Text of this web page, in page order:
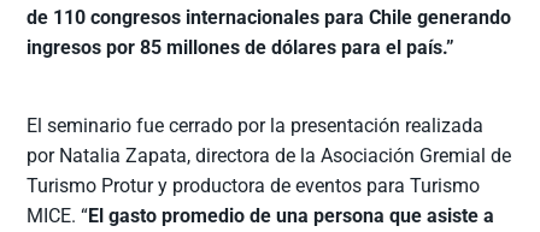
de 110 congresos internacionales para Chile generando
ingresos por 85 millones de dólares para el país.”
El seminario fue cerrado por la presentación realizada
por Natalia Zapata, directora de la Asociación Gremial de
Turismo Protur y productora de eventos para Turismo
MICE. “El gasto promedio de una persona que asiste a